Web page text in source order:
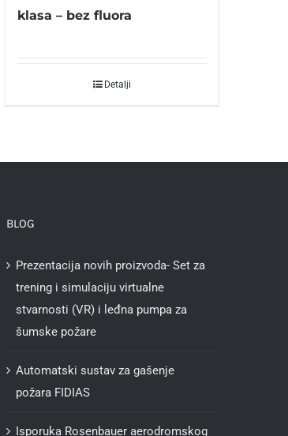
klasa – bez fluora
Detalji
BLOG
Prezentacija novih proizvoda- Set za
trening i simulaciju virtualne
stvarnosti (VR) i leđna pumpa za
šumske požare
Automatski sustav za gašenje
požara FIDIAS
Isporuka Rosenbauer aerodromskog